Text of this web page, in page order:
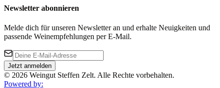
Newsletter abonnieren
Melde dich für unseren Newsletter an und erhalte Neuigkeiten und
passende Weinempfehlungen per E-Mail.
Jetzt anmelden
© 2026 Weingut Steffen Zelt. Alle Rechte vorbehalten.
Powered by: